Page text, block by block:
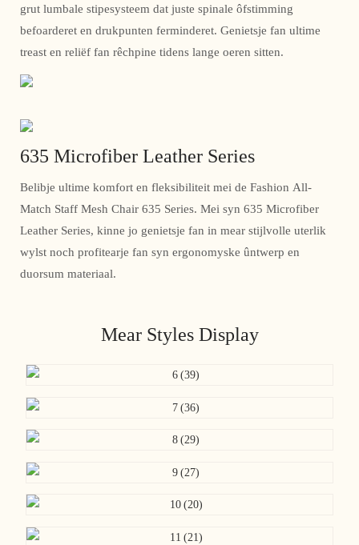
grut lumbale stipesysteem dat juste spinale ôfstimming
befoarderet en drukpunten ferminderet. Genietsje fan ultime
treast en reliëf fan rêchpine tidens lange oeren sitten.
635 Microfiber Leather Series
Belibje ultime komfort en fleksibiliteit mei de Fashion All-
Match Staff Mesh Chair 635 Series. Mei syn 635 Microfiber
Leather Series, kinne jo genietsje fan in mear stijlvolle uterlik
wylst noch profitearje fan syn ergonomyske ûntwerp en
duorsum materiaal.
Mear Styles Display